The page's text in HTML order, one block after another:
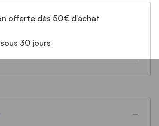
offerte dès 50€ d'achat
30 jours